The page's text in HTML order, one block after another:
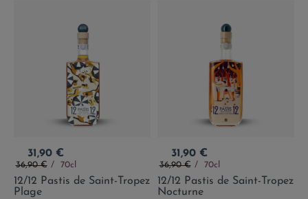
Prix
31,90 €
Prix de base
36,90 € 70cl
12/12 Pastis de Saint-Tropez
Plage
Prix
31,90 €
Prix de base
36,90 € 70cl
12/12 Pastis de Saint-Tropez
Nocturne